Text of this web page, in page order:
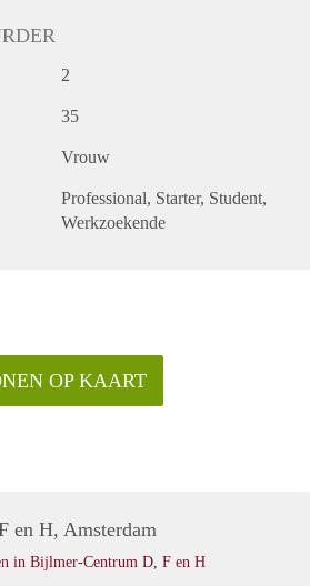
2
35
Vrouw
Professional Starter Student
Werkzoekende
OP KAART
en H, Amsterdam
in Bijlmer-Centrum D, F en H